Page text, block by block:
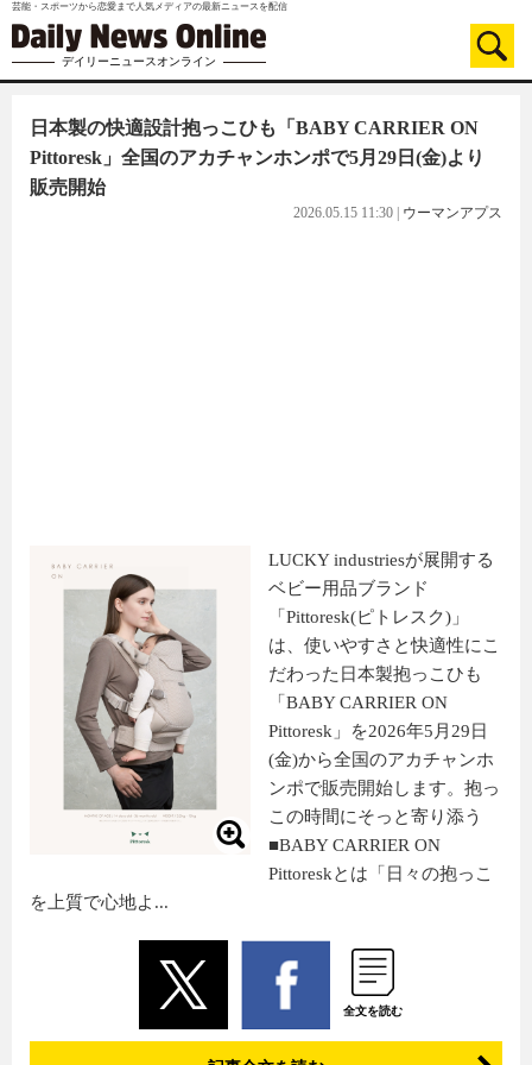
芸能・スポーツから恋愛まで人気メディアの最新ニュースを配信
デイリーニュースオンライン
日本製の快適設計抱っこひも「BABY CARRIER ON
Pittoresk」全国のアカチャンホンポで5月29日(金)より
販売開始
2026.05.15 11:30 ウーマンアプス
LUCKY industriesが展開する
ベビー用品ブランド
「Pittoresk(ピトレスク)」
は、使いやすさと快適性にこ
だわった日本製抱っこひも
「BABY CARRIER ON
Pittoresk」を2026年5月29日
(金)から全国のアカチャンホ
ンポで販売開始します。抱っ
この時間にそっと寄り添う
■BABY CARRIER ON
Pittoreskとは「日々の抱っこ
を上質で心地よ...
全文を読む